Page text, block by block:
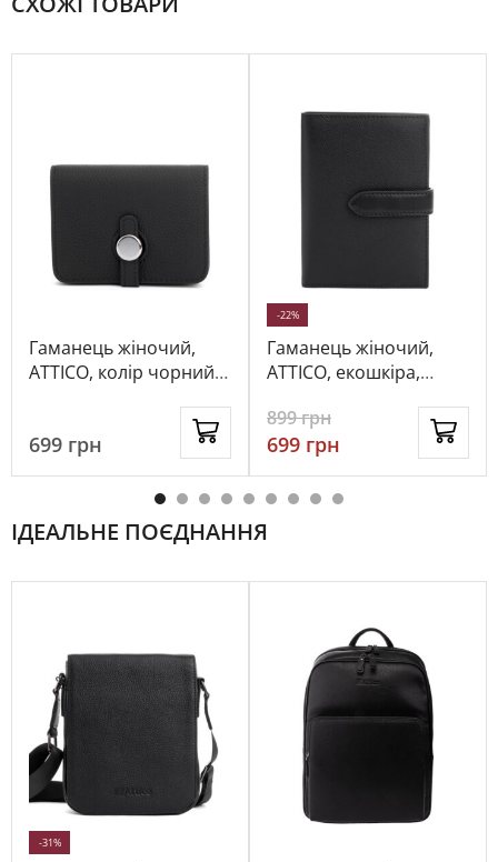
Гаманець жіночий,
ATTICO, колір чорний,
699 грн
Гаманець жіночий,
ATTICO, екошкіра,
-22%
899грн
699 грн
ІДЕАЛЬНЕ ПОЄДНАННЯ
-31%